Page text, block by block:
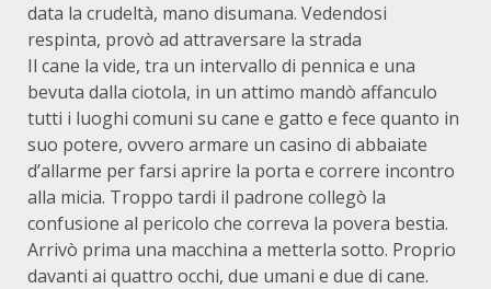
data la crudeltà, mano disumana. Vedendosi
respinta, provò ad attraversare la strada
Il cane la vide, tra un intervallo di pennica e una
bevuta dalla ciotola, in un attimo mandò affanculo
tutti i luoghi comuni su cane e gatto e fece quanto in
suo potere, ovvero armare un casino di abbaiate
d’allarme per farsi aprire la porta e correre incontro
alla micia. Troppo tardi il padrone collegò la
confusione al pericolo che correva la povera bestia.
Arrivò prima una macchina a metterla sotto. Proprio
davanti ai quattro occhi, due umani e due di cane.